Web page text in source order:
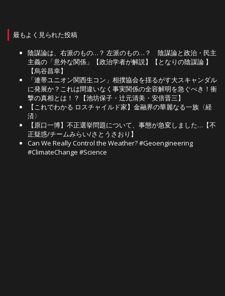
最もよく見られた投稿
陰謀論は、右派のもの…？ 左派のもの…？ 陰謀論と政治・民主
主義の「意外な関係」【政治学者が解説】【となりの陰謀論 】
【烏谷昌幸】
「連帯ユニオン関西生コン」相撲協会を揺るがす大スキャンダル
に発展か？これは間違いなく事実関係の全容解明を急ぐべき！衝
撃の真相とは！？【池坊保子・辻元清美・安倍晋三】
【これでわかる ロスチャイルド家】金融界の華麗なる一族〈経
済〉
【原口一博】不正選挙問題について、事態が急変しました…【不
正疑惑/チームみらい/さとうさおり】
Can We Really Control the Weather? #Geoengineering
#ClimateChange #Science